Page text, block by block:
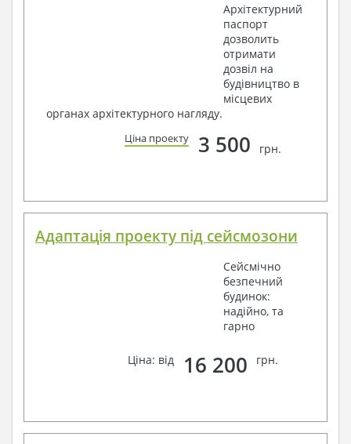
Архітектурний
паспорт
дозволить
отримати
дозвіл на
будівництво в
місцевих
органах архітектурного нагляду.
Ціна проекту 3 500 грн.
Адаптація проекту під сейсмозони
Сейсмічно
безпечний
будинок:
надійно, та
гарно
Ціна: від 16 200 грн.